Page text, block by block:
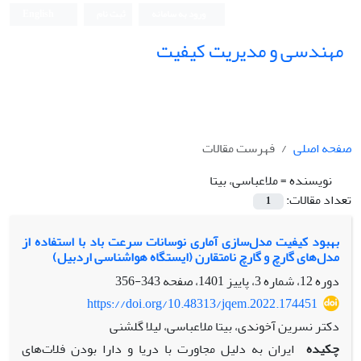
مهندسی و مدیریت کیفیت
صفحه اصلی
فهرست مقالات
نویسنده =ملاعباسی، بیتا
تعداد مقالات:
1
بهبود کیفیت مدل­‌سازی آماری نوسانات سرعت باد با استفاده از
مدل­‌های گارچ و گارچ نامتقارن (ایستگاه هواشناسی اردبیل)
دوره 12، شماره 3، پاییز 1401، صفحه
343-356
https://doi.org/10.48313/jqem.2022.174451
دکتر نسرین آخوندی، بیتا ملاعباسی، لیلا گلشنی
چکیده ایران به دلیل مجاورت با دریا و دارا بودن فلات‌های